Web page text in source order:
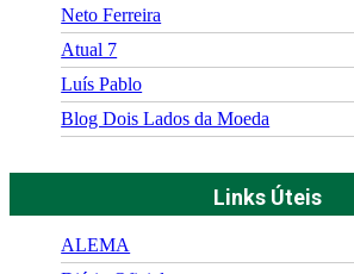
Neto Ferreira
Atual 7
Luís Pablo
Blog Dois Lados da Moeda
Links Úteis
ALEMA